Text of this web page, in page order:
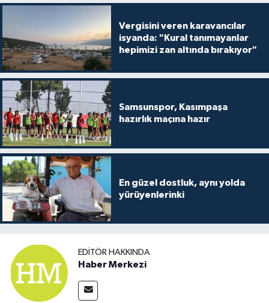
Vergisini veren karavancılar
isyanda: "Kural tanımayanlar
hepimizi zan altında bırakıyor"
Samsunspor, Kasımpaşa
hazırlık maçına hazır
En güzel dostluk, aynı yolda
yürüyenlerinki
EDITÖR HAKKINDA
Haber Merkezi